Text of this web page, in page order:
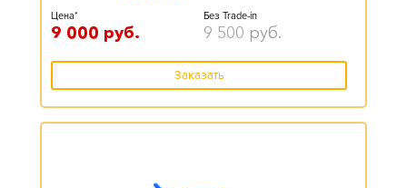
Цена*
9 000 руб.
Без Trade-in
9 500 руб.
Заказать